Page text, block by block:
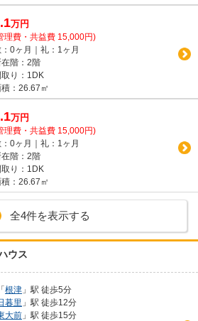
万円
理費・共益費 15,000円)
0ヶ月｜礼：1ヶ月
在階：2階
取り：1DK
：26.67㎡
万円
理費・共益費 15,000円)
0ヶ月｜礼：1ヶ月
在階：2階
取り：1DK
：26.67㎡
全4件を表示する
ウス
「根津 」駅 徒歩5分
暮里 」駅 徒歩12分
大前 」駅 徒歩15分